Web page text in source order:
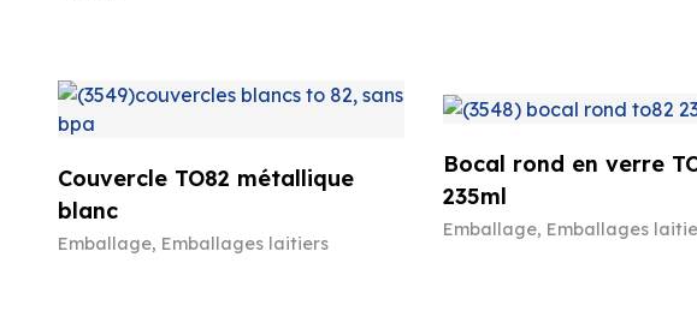
Couvercle TO82 métallique
blanc
Emballage, Emballages laitiers
Bocal rond en verre
235ml
Emballage, Emballages